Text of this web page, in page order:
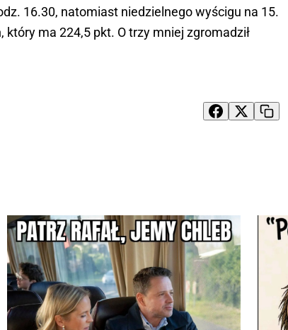
16.30, natomiast niedzielnego wyścigu na 15.
ma 224,5 pkt. O trzy mniej zgromadził